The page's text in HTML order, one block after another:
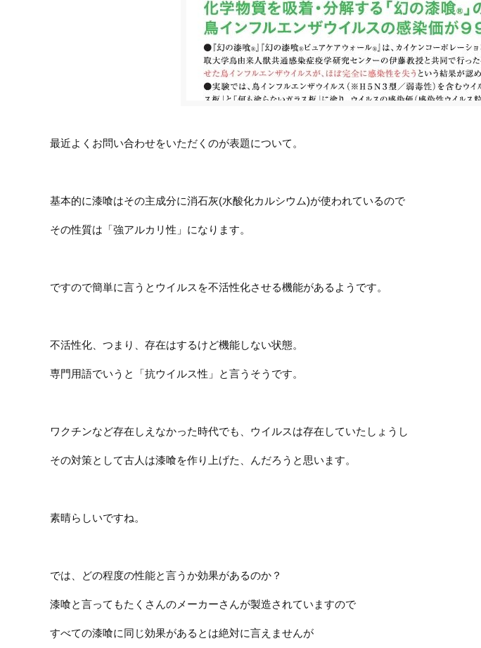
最近よくお問い合わせをいただくのが表題について。
基本的に漆喰はその主成分に消石灰(水酸化カルシウム)が使われているので
その性質は「強アルカリ性」になります。
ですので簡単に言うとウイルスを不活性化させる機能があるようです。
不活性化、つまり、存在はするけど機能しない状態。
専門用語でいうと「抗ウイルス性」と言うそうです。
ワクチンなど存在しえなかった時代でも、ウイルスは存在していたしょうし
その対策として古人は漆喰を作り上げた、んだろうと思います。
素晴らしいですね。
では、どの程度の性能と言うか効果があるのか？
漆喰と言ってもたくさんのメーカーさんが製造されていますので
すべての漆喰に同じ効果があるとは絶対に言えませんが